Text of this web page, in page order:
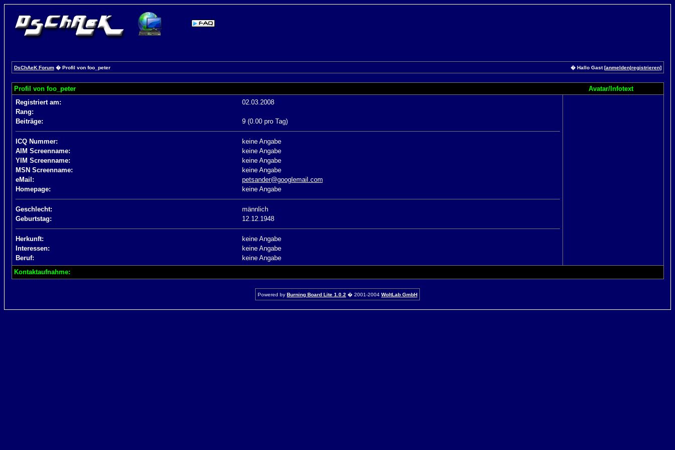
DsChAeK Forum� Profil von foo_peter � Hallo Gast [anmelden|registrieren]
Profil von foo_peter
Avatar/Infotext
Registriert am:
02.03.2008
Rang:
Beiträge:
9 (0.00 pro Tag)
ICQ Nummer:
keine Angabe
AIM Screenname:
keine Angabe
YIM Screenname:
keine Angabe
MSN Screenname:
keine Angabe
eMail:
petsander@googlemail.com
Homepage:
keine Angabe
Geschlecht:
männlich
Geburtstag:
12.12.1948
Herkunft:
keine Angabe
Interessen:
keine Angabe
Beruf:
keine Angabe
Kontaktaufnahme:
Powered by Burning Board Lite 1.0.2 � 2001-2004 WoltLab GmbH